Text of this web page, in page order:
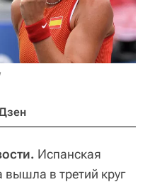
Испанская
вышла в третий круг